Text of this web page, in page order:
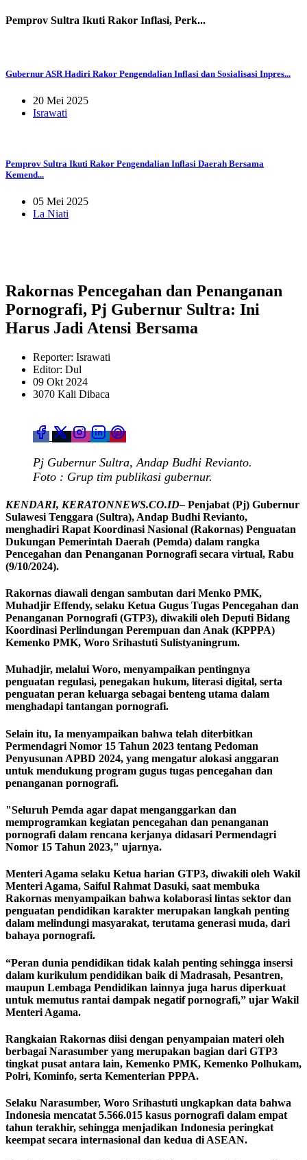
Pemprov Sultra Ikuti Rakor Inflasi, Perk...
Gubernur ASR Hadiri Rakor Pengendalian Inflasi dan Sosialisasi Inpres...
20 Mei 2025
Israwati
Pemprov Sultra Ikuti Rakor Pengendalian Inflasi Daerah Bersama
Kemend...
05 Mei 2025
La Niati
Rakornas Pencegahan dan Penanganan
Pornografi, Pj Gubernur Sultra: Ini
Harus Jadi Atensi Bersama
Reporter: Israwati
Editor: Dul
09 Okt 2024
3070 Kali Dibaca
Pj Gubernur Sultra, Andap Budhi Revianto.
Foto : Grup tim publikasi gubernur.
KENDARI, KERATONNEWS.CO.ID– Penjabat (Pj) Gubernur
Sulawesi Tenggara (Sultra), Andap Budhi Revianto,
menghadiri Rapat Koordinasi Nasional (Rakornas) Penguatan
Dukungan Pemerintah Daerah (Pemda) dalam rangka
Pencegahan dan Penanganan Pornografi secara virtual, Rabu
(9/10/2024).
Rakornas diawali dengan sambutan dari Menko PMK,
Muhadjir Effendy, selaku Ketua Gugus Tugas Pencegahan dan
Penanganan Pornografi (GTP3), diwakili oleh Deputi Bidang
Koordinasi Perlindungan Perempuan dan Anak (KPPPA)
Kemenko PMK, Woro Srihastuti Sulistyaningrum.
Muhadjir, melalui Woro, menyampaikan pentingnya
penguatan regulasi, penegakan hukum, literasi digital, serta
penguatan peran keluarga sebagai benteng utama dalam
menghadapi tantangan pornografi.
Selain itu, Ia menyampaikan bahwa telah diterbitkan
Permendagri Nomor 15 Tahun 2023 tentang Pedoman
Penyusunan APBD 2024, yang mengatur alokasi anggaran
untuk mendukung program gugus tugas pencegahan dan
penanganan pornografi.
"Seluruh Pemda agar dapat menganggarkan dan
memprogramkan kegiatan pencegahan dan penanganan
pornografi dalam rencana kerjanya didasari Permendagri
Nomor 15 Tahun 2023," ujarnya.
Menteri Agama selaku Ketua harian GTP3, diwakili oleh Wakil
Menteri Agama, Saiful Rahmat Dasuki, saat membuka
Rakornas menyampaikan bahwa kolaborasi lintas sektor dan
penguatan pendidikan karakter merupakan langkah penting
dalam melindungi masyarakat, terutama generasi muda, dari
bahaya pornografi.
“Peran dunia pendidikan tidak kalah penting sehingga insersi
dalam kurikulum pendidikan baik di Madrasah, Pesantren,
maupun Lembaga Pendidikan lainnya juga harus diperkuat
untuk memutus rantai dampak negatif pornografi,” ujar Wakil
Menteri Agama.
Rangkaian Rakornas diisi dengan penyampaian materi oleh
berbagai Narasumber yang merupakan bagian dari GTP3
tingkat pusat antara lain, Kemenko PMK, Kemenko Polhukam,
Polri, Kominfo, serta Kementerian PPPA.
Selaku Narasumber, Woro Srihastuti ungkapkan data bahwa
Indonesia mencatat 5.566.015 kasus pornografi dalam empat
tahun terakhir, sehingga menjadikan Indonesia peringkat
keempat secara internasional dan kedua di ASEAN.